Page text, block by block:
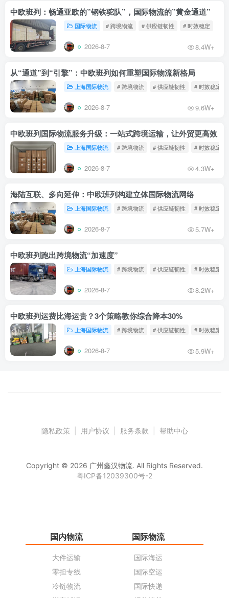
中欧班列：畅通亚欧的”钢铁驼队”，国际物流的”黄金通道”
国际物流 # 跨境物流 # 供应链韧性 # 时效稳定
2026-8-7 8.4W+
从“通道”到“引擎”：中欧班列如何重塑国际物流新格局
上海国际物流 # 跨境物流 # 供应链韧性 # 时效稳定
2026-8-7 9.6W+
中欧班列国际物流服务升级：一站式跨境运输，让外贸更高效
上海国际物流 # 跨境物流 # 供应链韧性 # 时效稳定
2026-8-7 4.3W+
海陆互联、多向延伸：中欧班列构建立体国际物流网络
上海国际物流 # 跨境物流 # 供应链韧性 # 时效稳定
2026-8-7 5.7W+
中欧班列跑出跨境物流“加速度”
上海国际物流 # 跨境物流 # 供应链韧性 # 时效稳定
2026-8-7 8.2W+
中欧班列运费比海运贵？3个策略教你综合降本30%
上海国际物流 # 跨境物流 # 供应链韧性 # 时效稳定
2026-8-7 5.9W+
隐私政策 用户协议 服务条款 帮助中心
Copyright © 2026 广州鑫汉物流. All Rights Reserved.
粤ICP备12039300号-2
国内物流
大件运输
零担专线
冷链物流
国际物流
国际海运
国际空运
国际快递